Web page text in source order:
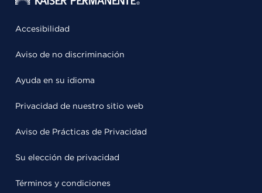
Accesibilidad
Aviso de no discriminación
Ayuda en su idioma
Privacidad de nuestro sitio web
Aviso de Prácticas de Privacidad
Su elección de privacidad
Términos y condiciones